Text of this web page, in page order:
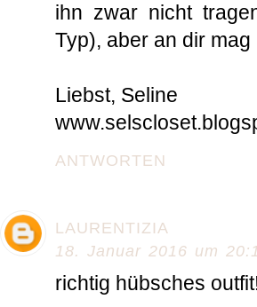
ihn zwar nicht
Typ), aber an dir
Liebst, Seline
ANTWORTEN
LAURENTIZIA
18. Januar 2016 um
richtig hübsches